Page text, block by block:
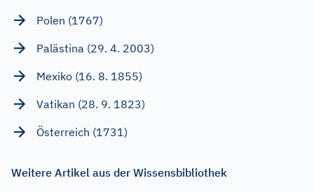
Polen (1767)
Palästina (29. 4. 2003)
Mexiko (16. 8. 1855)
Vatikan (28. 9. 1823)
Österreich (1731)
Weitere Artikel aus der Wissensbibliothek